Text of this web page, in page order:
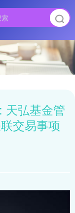
天弘基金管
交易事项